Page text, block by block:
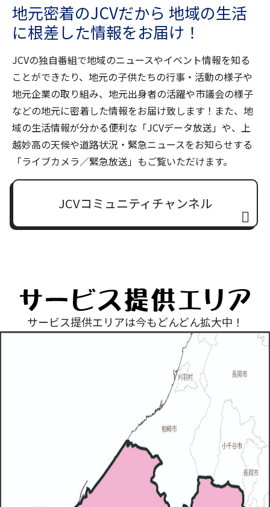
地元密着のJCVだから 地域の生活
に根差した情報をお届け！
JCVの独自番組で地域のニュースやイベント情報を知る
ことができたり、地元の子供たちの行事・活動の様子や
地元企業の取り組み、地元出身者の活躍や市議会の様子
などの地元に密着した情報をお届け致します！ また、地
域の生活情報が分かる便利な「JCVデータ放送」や、上
越妙高の天候や道路状況・緊急ニュースをお知らせする
「ライブカメラ／緊急放送」もご覧いただけます。
JCVコミュニティチャンネル
サービス提供エリアは今もどんどん拡大中！